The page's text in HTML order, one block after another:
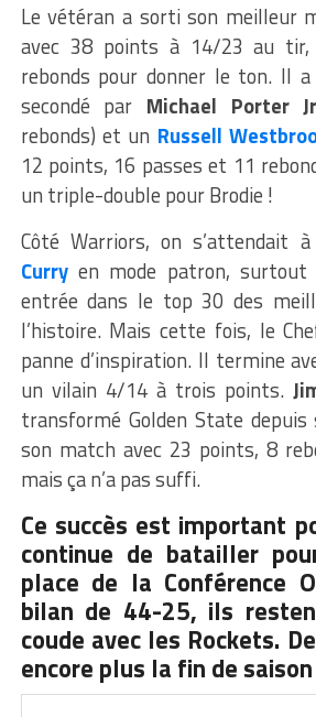
Le vétéran a sorti son meilleur
avec 38 points à 14/23 au
rebonds pour donner le ton. Il
secondé par Michael Porter
rebonds) et un Russell
12 points, 16 passes et 11
un triple-double pour Brodie !
Côté Warriors, on s’attendait
Curryen mode patron, surtout
entrée dans le top 30 des
l’histoire. Mais cette fois, le
panne d’inspiration. Il termine
un vilain 4/14 à trois points.
transformé Golden State
son match avec 23 points, 8
mais ça n’a pas suffi.
Ce succès est important
continue de batailler
place de la Conférence
bilan de 44-25, ils
coude avec les Rockets.
encore plus la fin de